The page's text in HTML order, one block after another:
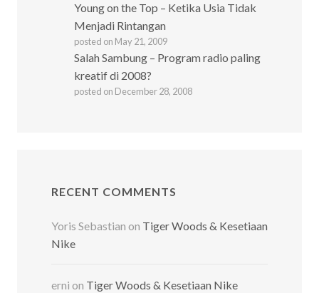
Young on the Top – Ketika Usia Tidak
Menjadi Rintangan
posted on May 21, 2009
Salah Sambung – Program radio paling
kreatif di 2008?
posted on December 28, 2008
RECENT COMMENTS
Yoris Sebastian on Tiger Woods & Kesetiaan
Nike
erni on Tiger Woods & Kesetiaan Nike